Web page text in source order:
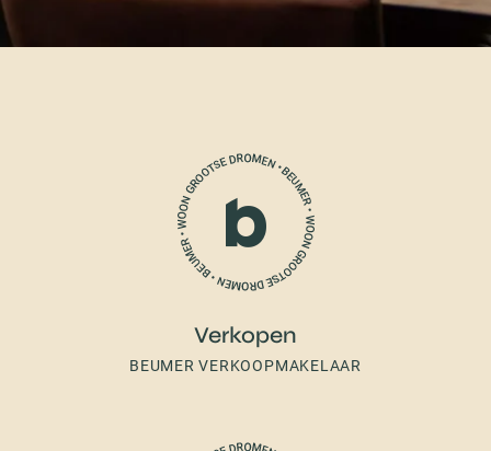
Verkopen
BEUMER VERKOOPMAKELAAR